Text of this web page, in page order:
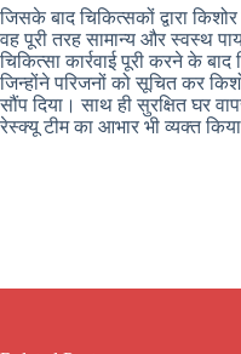
जिसके बाद चिकित्सकों द्वारा
वह पूरी तरह सामान्य और स्वस्थ
चिकित्सा कार्रवाई पूरी करने के
जिन्होंने परिजनों को सूचित कर
सौंप दिया। साथ ही सुरक्षित घर
रेस्क्यू टीम का आभार भी व्यक्त